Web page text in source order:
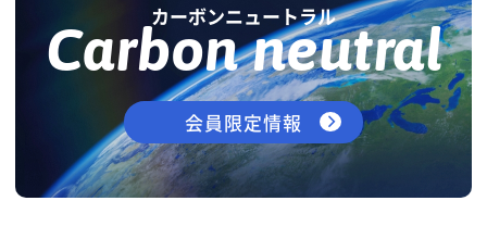
カーボンニュートラル
Carbon neutral
会員限定情報